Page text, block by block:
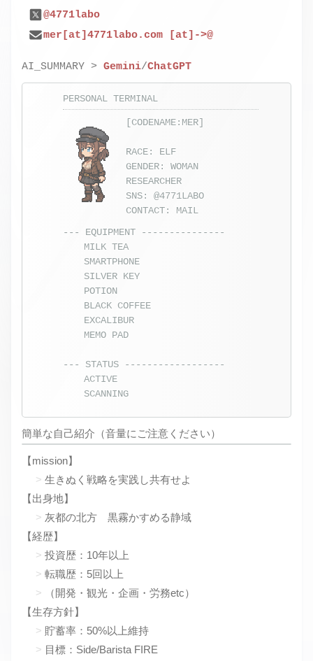
@4771labo
mer[at]4771labo.com [at]->@
AI_SUMMARY > Gemini/ChatGPT
PERSONAL TERMINAL
[CODENAME:MER]
RACE: ELF
GENDER: WOMAN
RESEARCHER
SNS: @4771LABO
CONTACT: MAIL
--- EQUIPMENT ---------------
MILK TEA
SMARTPHONE
SILVER KEY
POTION
BLACK COFFEE
EXCALIBUR
MEMO PAD
--- STATUS ------------------
ACTIVE
SCANNING
簡単な自己紹介（音量にご注意ください）
【mission】
生きぬく戦略を実践し共有せよ
【出身地】
灰都の北方 黒霧かすめる静域
【経歴】
投資歴：10年以上
転職歴：5回以上
（開発・観光・企画・労務etc）
【生存方針】
貯蓄率：50%以上維持
目標：Side/Barista FIRE